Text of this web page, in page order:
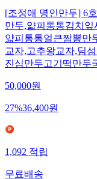
[조정애 명인만두] 6
만두,얇피통통김치
얇피통통얼큰짬뽕만
교자,고추왕교자,딤
진심만두고기떡만두
50,000원
27%36,400원
1,092적립
무료배송